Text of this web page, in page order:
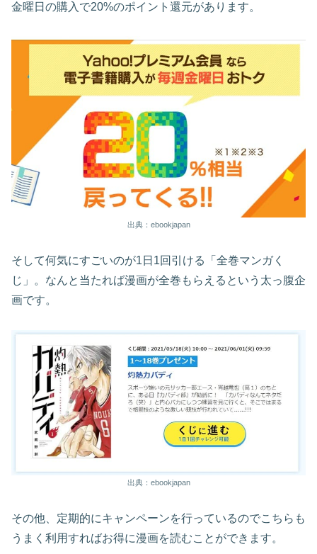
金曜日の購入で20%のポイント還元があります。
出典：ebookjapan
そして何気にすごいのが1日1回引ける「全巻マンガく
じ」。なんと当たれば漫画が全巻もらえるという太っ腹企
画です。
出典：ebookjapan
その他、定期的にキャンペーンを行っているのでこちらも
うまく利用すればお得に漫画を読むことができます。